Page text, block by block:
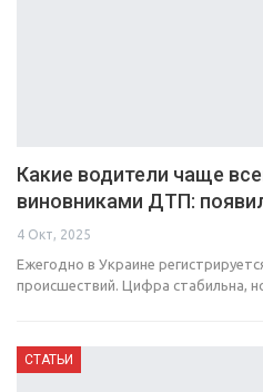
Какие водители чаще
виновниками ДТП:
4 Окт, 2025
Ежегодно в Украине
происшествий. Цифра стабильна,
СТАТЬИ